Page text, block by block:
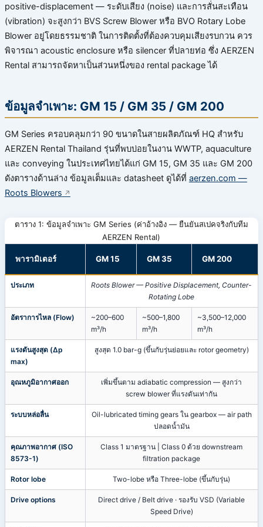
positive-displacement — ระดับเสียง (noise) และการสั่นสะเทือน
(vibration) จะสูงกว่า BVS Screw Blower หรือ BVO Rotary Lobe
Blower อยู่โดยธรรมชาติ ในการติดตั้งที่ต้องควบคุมเสียงรบกวน ควร
พิจารณา acoustic enclosure หรือ silencer ที่ปลายท่อ ซึ่ง AERZEN
Rental สามารถจัดหาเป็นส่วนหนึ่งของ rental package ได้
ข้อมูลจำเพาะ: GM 15 / GM 35 / GM 200
GM Series ครอบคลุมกว่า 90 ขนาดในสายผลิตภัณฑ์ HQ สำหรับ
AERZEN Rental Thailand รุ่นที่พบบ่อยในงาน WWTP, aquaculture
และ conveying ในประเทศไทยได้แก่ GM 15, GM 35 และ GM 200
ดังตารางด้านล่าง ข้อมูลเต็มและ datasheet ดูได้ที่ aerzen.com —
Roots Blowers
ตาราง 1: ข้อมูลจำเพาะ GM Series (ค่าอ้างอิง — ยืนยันสเปคจริงกับทีม
AERZEN Rental)
พารามิเตอร์ GM 15 GM 35 GM 200
ประเภท
Roots Blower — Positive Displacement, Counter-
Rotating Lobe
อัตราการไหล (Flow)
~200–600
m³/h
~500–1,800
m³/h
~3,500–12,000
m³/h
แรงดันสูงสุด (Δp
max)
สูงสุด 1.0 bar-g (ขึ้นกับรุ่นย่อยและ rotor geometry)
อุณหภูมิอากาศออก
เพิ่มขึ้นตาม adiabatic compression — สูงกว่า
screw blower ที่แรงดันเท่ากัน
ระบบหล่อลื่น
Oil-lubricated timing gears ใน gearbox — air path
ปลอดน้ำมัน
คุณภาพอากาศ (ISO
8573-1)
Class 1 มาตรฐาน | Class 0 ด้วย downstream
filtration package
Rotor lobe Two-lobe หรือ Three-lobe (ขึ้นกับรุ่น)
Drive options
Direct drive / Belt drive · รองรับ VSD (Variable
Speed Drive)